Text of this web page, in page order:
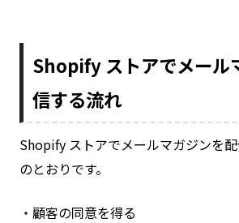
Shopify ストアでメール
信する流れ
Shopify ストアでメールマガジンを
のとおりです。
・顧客の同意を得る